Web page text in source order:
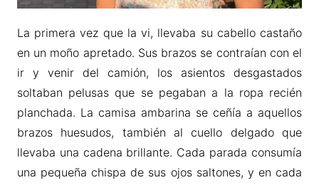
La primera vez que la vi, llevaba su cabello castaño
en un moño apretado. Sus brazos se contraían con el
ir y venir del camión, los asientos desgastados
soltaban pelusas que se pegaban a la ropa recién
planchada. La camisa ambarina se ceñía a aquellos
brazos huesudos, también al cuello delgado que
llevaba una cadena brillante. Cada parada consumía
una pequeña chispa de sus ojos saltones, y en cada